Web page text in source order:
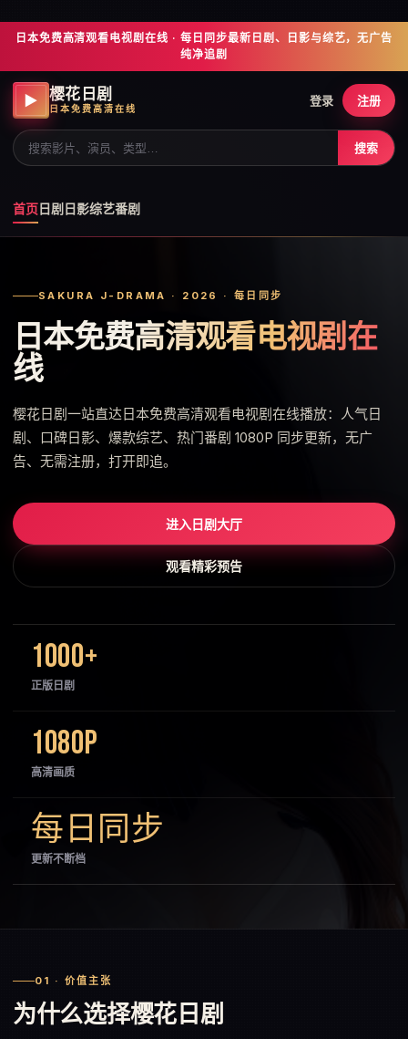
日本免费高清观看电视剧在线 · 每日同步最新日剧、日影与综艺，无广告
纯净追剧
▶ 樱花日剧
日本免费高清在线
首页日剧 日影综艺番剧
搜索
登录 注册
SAKURA J-DRAMA · 2026 · 每日同步
日本免费高清观看电视剧在
线
樱花日剧一站直达日本免费高清观看电视剧在线播放：人气日
剧、口碑日影、爆款综艺、热门番剧 1080P 同步更新，无广
告、无需注册，打开即追。
进入日剧大厅
观看精彩预告
1000+
正版日剧
1080P
高清画质
每日同步
更新不断档
01 · 价值主张
为什么选择樱花日剧